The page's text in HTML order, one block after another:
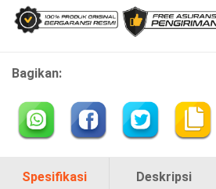
Bagikan:
Spesifikasi Deskripsi